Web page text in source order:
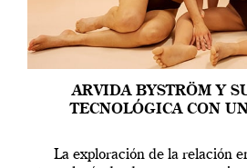
ARVIDA BYSTRÖM Y
TECNOLÓGICA CON
La exploración de la relación